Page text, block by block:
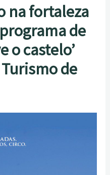
na fortaleza
de
o castelo’
de